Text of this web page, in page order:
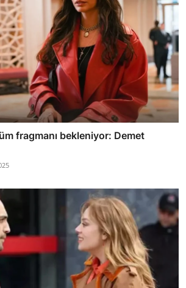
fragmanı bekleniyor: Demet